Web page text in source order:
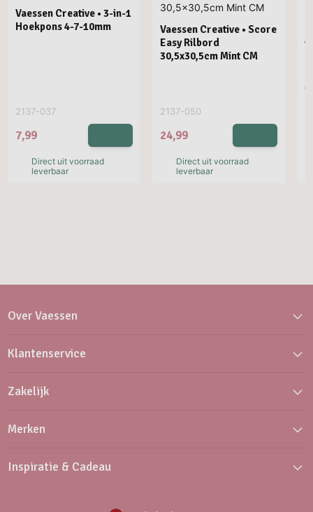
Vaessen Creative • 3-in-1
Hoekpons 4-7-10mm
2137-037
7,99
Direct uit voorraad
leverbaar
Vaessen Creative • Score
Easy Rilbord
30,5x30,5cm Mint CM
2137-050
24,99
Direct uit voorraad
leverbaar
Over Vaessen
Klantenservice
Zakelijk
Merken
Inspiratie & Cadeau